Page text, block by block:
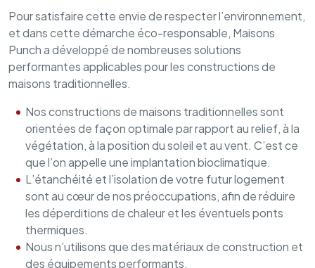
Pour satisfaire cette envie de respecter l’environnement,
et dans cette démarche éco-responsable, Maisons
Punch a développé de nombreuses solutions
performantes applicables pour les constructions de
maisons traditionnelles.
Nos constructions de maisons traditionnelles sont
orientées de façon optimale par rapport au relief, à la
végétation, à la position du soleil et au vent. C’est ce
que l’on appelle une implantation bioclimatique.
L’étanchéité et l’isolation de votre futur logement
sont au cœur de nos préoccupations, afin de réduire
les déperditions de chaleur et les éventuels ponts
thermiques.
Nous n’utilisons que des matériaux de construction et
des équipements performants.